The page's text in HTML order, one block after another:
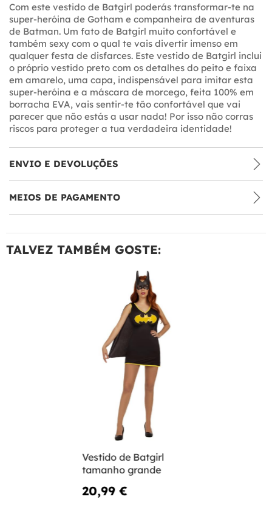
Com este vestido de Batgirl poderás transformar-te na
super-heróina de Gotham e companheira de aventuras
de Batman. Um fato de Batgirl muito confortável e
também sexy com o qual te vais divertir imenso em
qualquer festa de disfarces. Este vestido de Batgirl inclui
o próprio vestido preto com os detalhes do peito e faixa
em amarelo, uma capa, indispensável para imitar esta
super-heróina e a máscara de morcego, feita 100% em
borracha EVA, vais sentir-te tão confortável que vai
parecer que não estás a usar nada! Por isso não corras
riscos para proteger a tua verdadeira identidade!
ENVIO E DEVOLUÇÕES
MEIOS DE PAGAMENTO
TALVEZ TAMBÉM GOSTE:
Vestido de Batgirl
tamanho grande
20,99 €